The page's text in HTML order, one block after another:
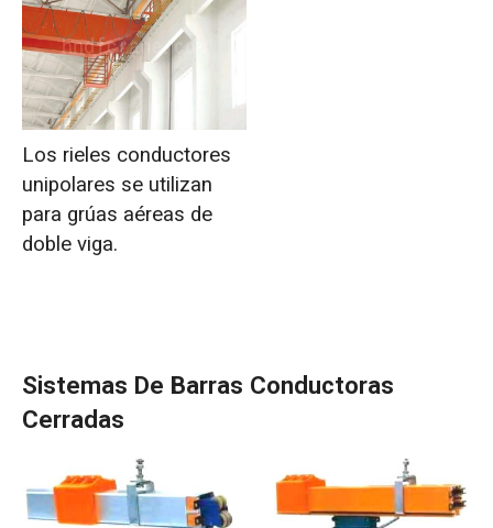
Los rieles conductores
unipolares se utilizan
para grúas aéreas de
doble viga.
Sistemas De Barras Conductoras
Cerradas